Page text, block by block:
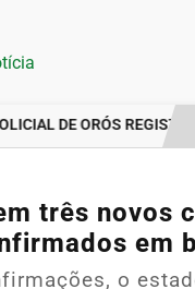
DE ORÓS REGISTRA
três novos
em
o